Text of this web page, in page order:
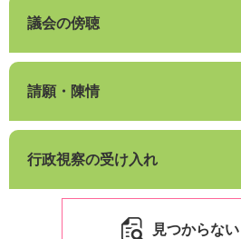
議会の傍聴
請願・陳情
行政視察の受け入れ
見つからな